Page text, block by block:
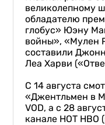
великолепному
обладателю
глобус» Юэну
войны», «Мулен
составили
Леа Харви
С 14 августа
«Джентльмен в
VOD, а с 28
канале HOT HBO